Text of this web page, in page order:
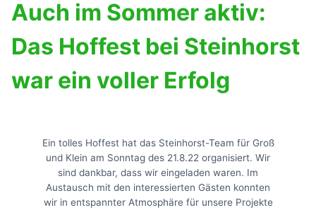
Auch im Sommer aktiv:
Das Hoffest bei Steinhorst
war ein voller Erfolg
Ein tolles Hoffest hat das Steinhorst-Team für Groß
und Klein am Sonntag des 21.8.22 organisiert. Wir
sind dankbar, dass wir eingeladen waren. Im
Austausch mit den interessierten Gästen konnten
wir in entspannter Atmosphäre für unsere Projekte